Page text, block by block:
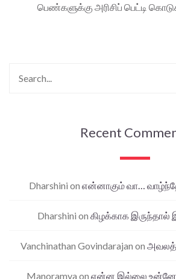
பெண்களுக்கு அரிசிப் பெட்டி
Recent
Dharshini on என்னாகும் வா…
Dharshini on கிழக்காக இருந்தால்
Vanchinathan Govindarajan on
Manoramya on என்ன இல்லை